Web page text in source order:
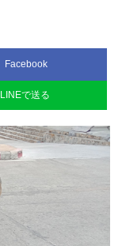
Facebook
LINEで送る